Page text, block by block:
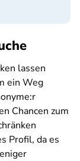
lassen
ein Weg
Chancen zum
Profil, da es